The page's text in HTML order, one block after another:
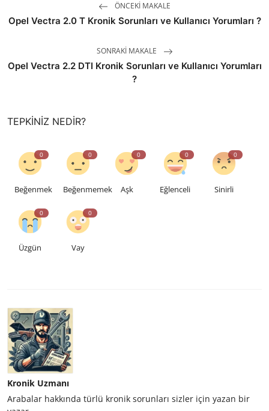
ÖNCEKI MAKALE
Opel Vectra 2.0 T Kronik Sorunları ve Kullanıcı Yorumları ?
SONRAKI MAKALE
Opel Vectra 2.2 DTI Kronik Sorunları ve Kullanıcı Yorumları
?
TEPKINIZ NEDIR?
0
Beğenmek
0
Beğenmemek
0
Aşk
0
Eğlenceli
0
Sinirli
0
Üzgün
0
Vay
Kronik Uzmanı
Arabalar hakkında türlü kronik sorunları sizler için yazan bir